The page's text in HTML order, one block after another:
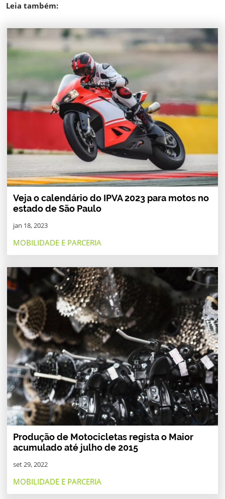
Leia também:
Veja o calendário do IPVA 2023 para motos no
estado de São Paulo
jan 18, 2023
MOBILIDADE E PARCERIA
Produção de Motocicletas regista o Maior
acumulado até julho de 2015
set 29, 2022
MOBILIDADE E PARCERIA